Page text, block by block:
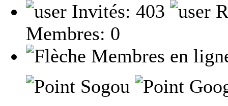
Invités: 403
Membres: 0
Membres en
Sogou